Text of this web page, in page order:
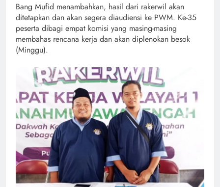
Bang Mufid menambahkan, hasil dari rakerwil akan
ditetapkan dan akan segera diaudiensi ke PWM. Ke-35
peserta dibagi empat komisi yang masing-masing
membahas rencana kerja dan akan diplenokan besok
(Minggu).